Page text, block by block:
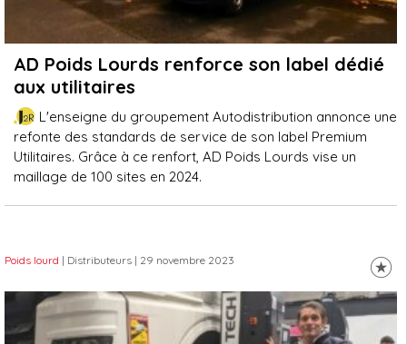
AD Poids Lourds renforce son label dédié
aux utilitaires
L'enseigne du groupement Autodistribution annonce une
refonte des standards de service de son label Premium
Utilitaires. Grâce à ce renfort, AD Poids Lourds vise un
maillage de 100 sites en 2024.
Poids lourd | Distributeurs | 29 novembre 2023